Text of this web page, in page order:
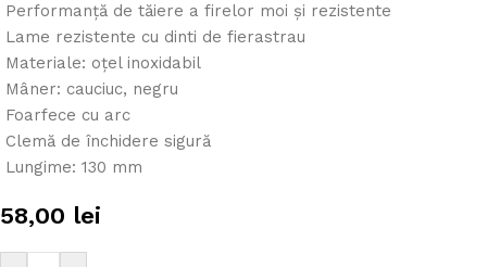
Performanță de tăiere a firelor moi și rezistente
Lame rezistente cu dinti de fierastrau
Materiale: oțel inoxidabil
Mâner: cauciuc, negru
Foarfece cu arc
Clemă de închidere sigură
Lungime: 130 mm
58,00 lei